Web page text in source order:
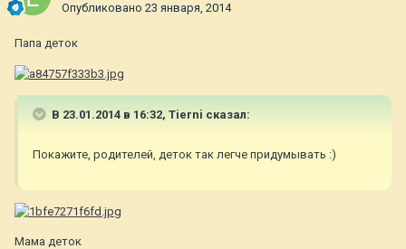
Опубликовано 23 января, 2014
Папа деток
В 23.01.2014 в 16:32, Tierni сказал:
Покажите, родителей, деток так легче придумывать :)
Мама деток